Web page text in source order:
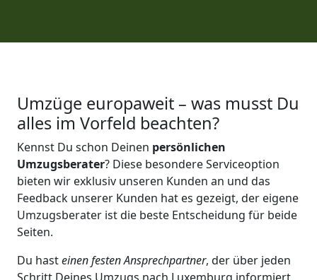
Umzüge europaweit – was musst Du
alles im Vorfeld beachten?
Kennst Du schon Deinen persönlichen
Umzugsberater? Diese besondere Serviceoption
bieten wir exklusiv unseren Kunden an und das
Feedback unserer Kunden hat es gezeigt, der eigene
Umzugsberater ist die beste Entscheidung für beide
Seiten.
Du hasteinen festen Ansprechpartner, der über jeden